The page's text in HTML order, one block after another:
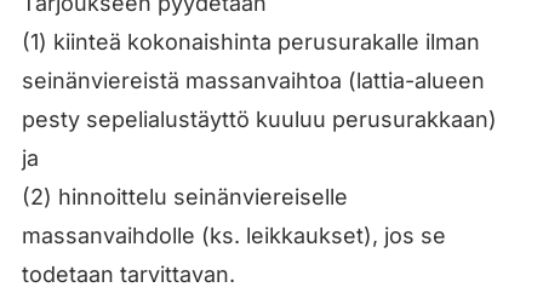
(1) kiinteä kokonaishinta perusurakalle ilman
seinänviereistä massanvaihtoa (lattia-alueen
pesty sepelialustäyttö kuuluu perusurakkaan)
ja
(2) hinnoittelu seinänviereiselle
massanvaihdolle (ks. leikkaukset), jos se
todetaan tarvittavan.